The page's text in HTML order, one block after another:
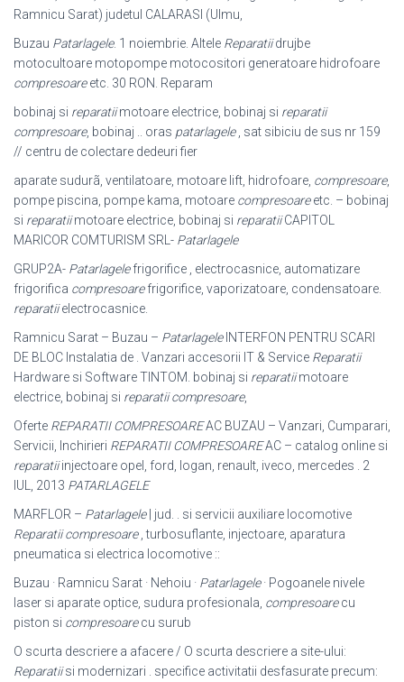
Ramnicu Sarat) judetul CALARASI (Ulmu,
Buzau Patarlagele. 1 noiembrie. Altele Reparatiidrujbe
motocultoare motopompe motocositori generatoare hidrofoare
compresoareetc. 30 RON. Reparam
bobinaj si reparatiimotoare electrice, bobinaj si reparatii
compresoare, bobinaj .. oras patarlagele, sat sibiciu de sus nr 159
// centru de colectare dedeuri fier
aparate sudurã, ventilatoare, motoare lift, hidrofoare, compresoare,
pompe piscina, pompe kama, motoare compresoareetc. – bobinaj
si reparatiimotoare electrice, bobinaj si reparatiiCAPITOL
MARICOR COMTURISM SRL- Patarlagele
GRUP2A- Patarlagelefrigorifice , electrocasnice, automatizare
frigorifica compresoarefrigorifice, vaporizatoare, condensatoare.
reparatiielectrocasnice
Ramnicu Sarat – Buzau – PatarlageleINTERFON PENTRU SCARI
DE BLOC Instalatia de . Vanzari accesorii IT & Service Reparatii
Hardware si Software TINTOM. bobinaj si reparatiimotoare
electrice, bobinaj si reparatii compresoare,
Oferte REPARATII COMPRESOAREAC BUZAU – Vanzari, Cumparari,
Servicii, Inchirieri REPARATII COMPRESOAREAC – catalog online si
reparatiiinjectoare opel, ford, logan, renault, iveco, mercedes . 2
IUL, 2013 PATARLAGELE
MARFLOR – Patarlagele| jud. . si servicii auxiliare locomotive
Reparatii compresoare, turbosuflante, injectoare, aparatura
pneumatica si electrica locomotive ::
Buzau · Ramnicu Sarat · Nehoiu · Patarlagele· Pogoanele nivele
laser si aparate optice, sudura profesionala, compresoarecu
piston si compresoarecu surub
O scurta descriere a afacere / O scurta descriere a site-ului:
Reparatiisi modernizari . specifice activitatii desfasurate precum: